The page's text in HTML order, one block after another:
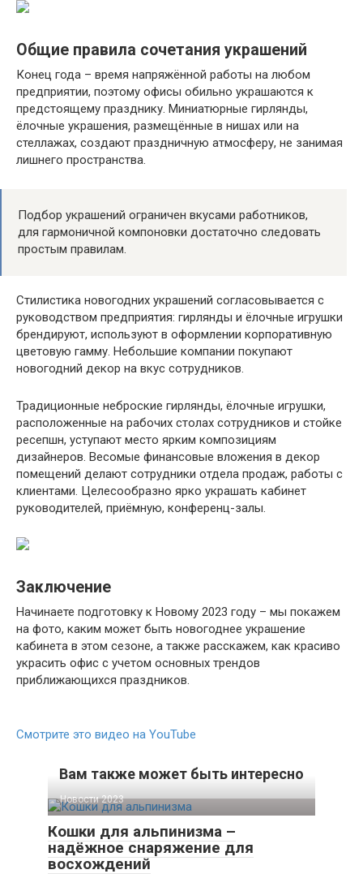
Общие правила сочетания украшений
Конец года – время напряжённой работы на любом
предприятии, поэтому офисы обильно украшаются к
предстоящему празднику. Миниатюрные гирлянды,
ёлочные украшения, размещённые в нишах или на
стеллажах, создают праздничную атмосферу, не занимая
лишнего пространства.
Подбор украшений ограничен вкусами работников,
для гармоничной компоновки достаточно следовать
простым правилам.
Стилистика новогодних украшений согласовывается с
руководством предприятия: гирлянды и ёлочные игрушки
брендируют, используют в оформлении корпоративную
цветовую гамму. Небольшие компании покупают
новогодний декор на вкус сотрудников.
Традиционные неброские гирлянды, ёлочные игрушки,
расположенные на рабочих столах сотрудников и стойке
ресепшн, уступают место ярким композициям
дизайнеров. Весомые финансовые вложения в декор
помещений делают сотрудники отдела продаж, работы с
клиентами. Целесообразно ярко украшать кабинет
руководителей, приёмную, конференц-залы.
Заключение
Начинаете подготовку к Новому 2023 году – мы покажем
на фото, каким может быть новогоднее украшение
кабинета в этом сезоне, а также расскажем, как красиво
украсить офис с учетом основных трендов
приближающихся праздников.
Смотрите это видео на YouTube
Вам также может быть интересно
Новости 2023
Кошки для альпинизма –
надёжное снаряжение для
восхождений